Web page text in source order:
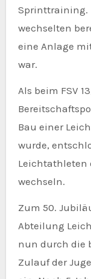
Sprinttraining.
wechselten
eine Anlage
war.
Als beim FSV
Bau einer
wurde,
Leichtathleten
wechseln.
Zum 50.
Abteilung
nun durch die
Zulauf der